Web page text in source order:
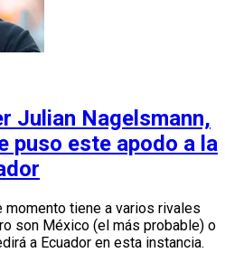
Julian Nagelsmann,
puso este apodo a la
momento tiene a varios rivales
son México (el más probable) o
a Ecuador en esta instancia.